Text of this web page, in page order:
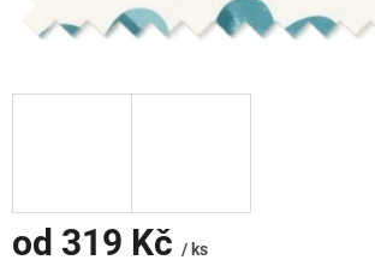
od 319 Kč / ks